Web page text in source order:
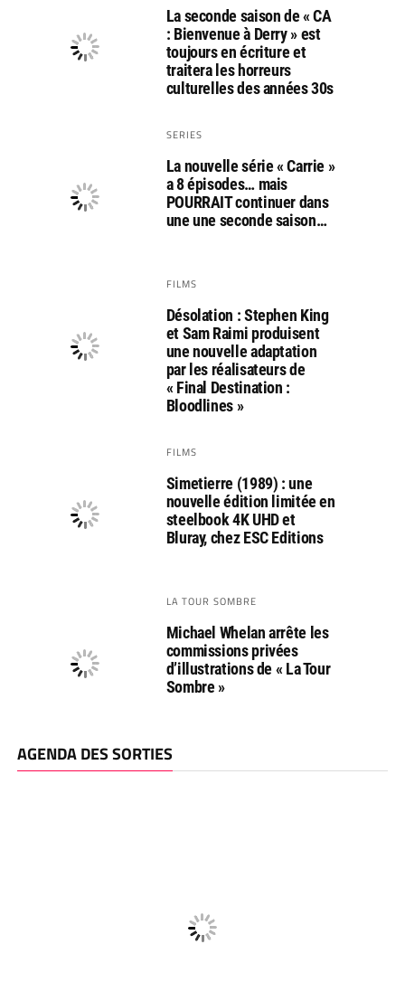
La seconde saison de « CA
: Bienvenue à Derry » est
toujours en écriture et
traitera les horreurs
culturelles des années 30s
SERIES
La nouvelle série « Carrie »
a 8 épisodes… mais
POURRAIT continuer dans
une une seconde saison…
FILMS
Désolation : Stephen King
et Sam Raimi produisent
une nouvelle adaptation
par les réalisateurs de
« Final Destination :
Bloodlines »
FILMS
Simetierre (1989) : une
nouvelle édition limitée en
steelbook 4K UHD et
Bluray, chez ESC Editions
LA TOUR SOMBRE
Michael Whelan arrête les
commissions privées
d’illustrations de « La Tour
Sombre »
AGENDA DES SORTIES